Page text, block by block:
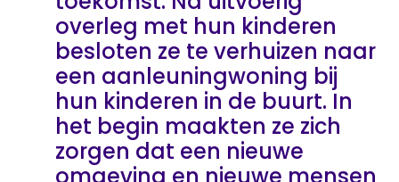
overleg met hun kinderen
besloten ze te verhuizen naar
een aanleuningwoning bij
hun kinderen in de buurt. In
het begin maakten ze zich
zorgen dat een nieuwe